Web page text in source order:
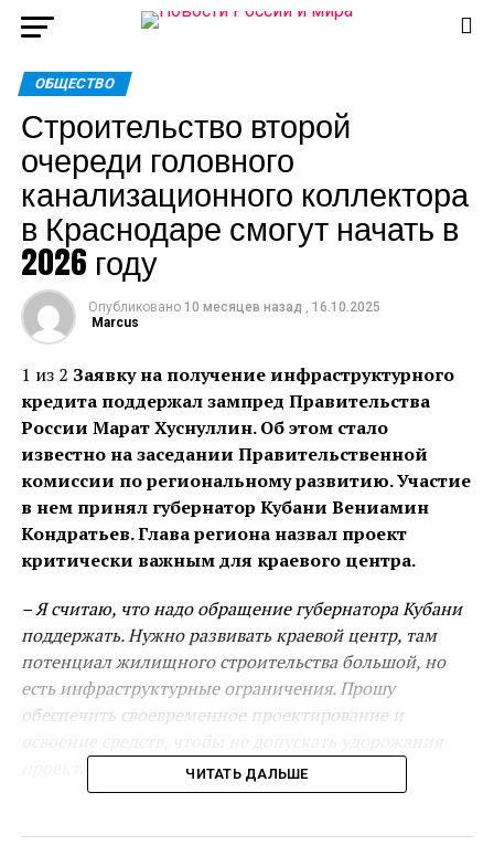
ОБЩЕСТВО
Строительство второй
очереди головного
канализационного коллектора
в Краснодаре смогут начать в
2026 году
Опубликовано 10 месяцев назад , 16.10.2025
Marcus
1 из 2 Заявку на получение инфраструктурного
кредита поддержал зампред Правительства
России Марат Хуснуллин. Об этом стало
известно на заседании Правительственной
комиссии по региональному развитию. Участие
в нем принял губернатор Кубани Вениамин
Кондратьев. Глава региона назвал проект
критически важным для краевого центра.
– Я считаю, что надо обращение губернатора Кубани
поддержать. Нужно развивать краевой центр, там
потенциал жилищного строительства большой, но
есть инфраструктурные ограничения. Прошу
обеспечить своевременное проектирование и
проекта, – сказал Марат Хуснуллин.
замену одобренных Правительственной комиссией
ЧИТАТЬ ДАЛЬШЕ